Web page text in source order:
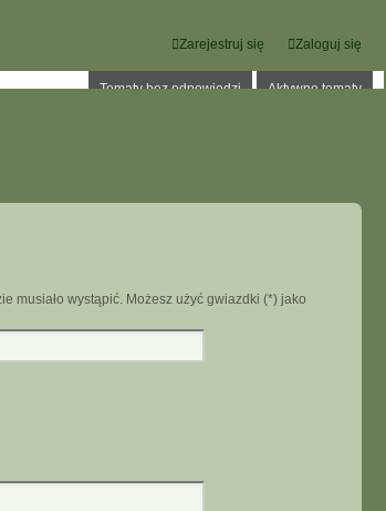
Zaloguj się
Zarejestruj się
Tematy bez odpowiedzi Aktywne tematy
musiało wystąpić. Możesz użyć gwiazdki (*) jako